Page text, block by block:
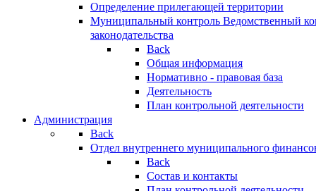
Определение прилегающей территории
Муниципальный контроль Ведомственный
законодательства
Back
Общая информация
Нормативно - правовая база
Деятельность
План контрольной деятельности
Администрация
Back
Отдел внутреннего муниципального
Back
Состав и контакты